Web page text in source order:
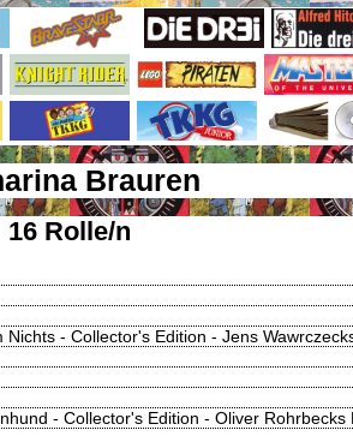
Brauren
16 Rolle/n
- Collector's Edition - Jens
- Collector's Edition - Oliver Rohrbecks